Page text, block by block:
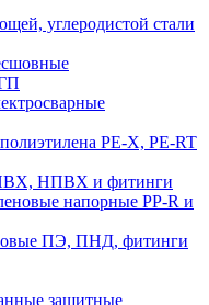
углеродистой стали
PE-X, PE-RT
НПВХ и фитинги
напорные PP-R и
ПЭ, ПНД, фитинги
защитные